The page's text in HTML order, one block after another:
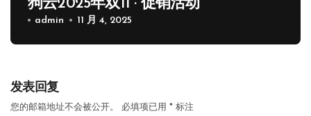
狗云2025年双11 · 促销活动
admin 11 月 4, 2025
发表回复
您的邮箱地址不会被公开。 必填项已用 * 标注